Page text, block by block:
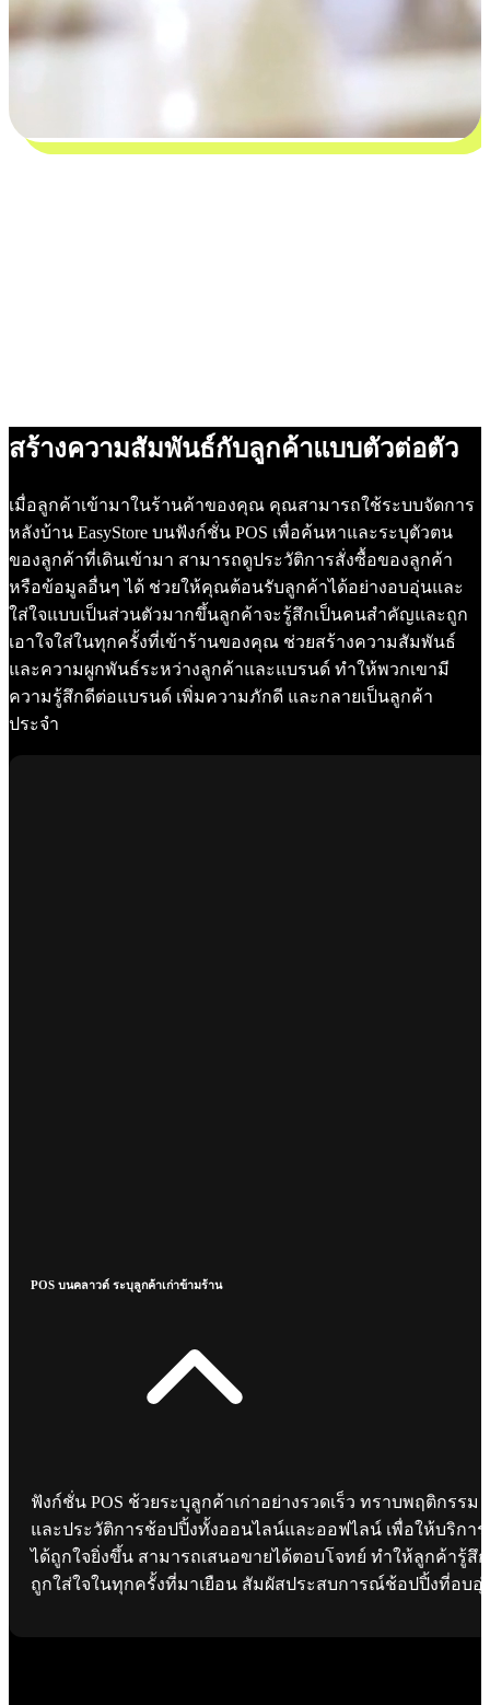
สร้างความสัมพันธ์กับลูกค้าแบบตัวต่อตัว
เมื่อลูกค้าเข้ามาในร้านค้าของคุณ คุณสามารถใช้ระบบจัดการ
หลังบ้าน EasyStore บนฟังก์ชั่น POS เพื่อค้นหาและระบุตัวตน
ของลูกค้าที่เดินเข้ามา สามารถดูประวัติการสั่งซื้อของลูกค้า
หรือข้อมูลอื่นๆ ได้ ช่วยให้คุณต้อนรับลูกค้าได้อย่างอบอุ่นและ
ใส่ใจแบบเป็นส่วนตัวมากขึ้นลูกค้าจะรู้สึกเป็นคนสำคัญและถูก
เอาใจใส่ในทุกครั้งที่เข้าร้านของคุณ ช่วยสร้างความสัมพันธ์
และความผูกพันธ์ระหว่างลูกค้าและแบรนด์ ทำให้พวกเขามี
ความรู้สึกดีต่อแบรนด์ เพิ่มความภักดี และกลายเป็นลูกค้า
ประจำ
POS บนคลาวด์ ระบุลูกค้าเก่าข้ามร้าน
ฟังก์ชั่น POS ช้วยระบุลูกค้าเก่าอย่างรวดเร็ว ทราบพฤติกรรม
และประวัติการช้อปปิ้งทั้งออนไลน์และออฟไลน์ เพื่อให้บริการ
ได้ถูกใจยิ่งขึ้น สามารถเสนอขายได้ตอบโจทย์ ทำให้ลูกค้ารู้สึก
ถูกใส่ใจในทุกครั้งที่มาเยือน สัมผัสประสบการณ์ช้อปปิ้งที่อบอุ่